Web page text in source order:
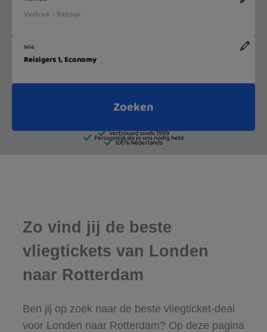
Zo vind jij de beste
vliegtickets van Londen
naar Rotterdam
Ben jij op zoek naar de beste vliegticket-deal
voor Londen naar Rotterdam? Op deze pagina